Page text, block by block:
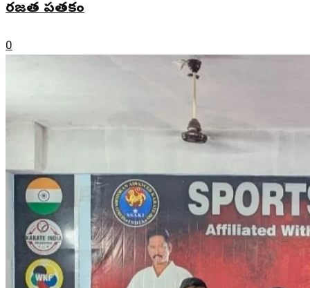
రజత పతకం
0